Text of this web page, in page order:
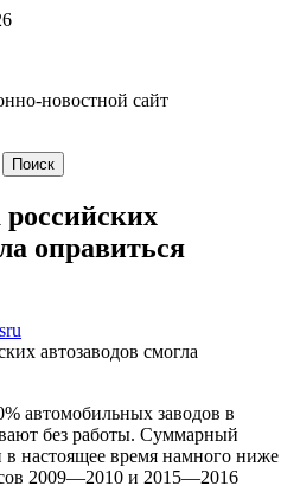
новостной сайт
оправиться
автомобильных заводов в
без работы. Суммарный
настоящее время намного ниже
2009—2010 и 2015—2016